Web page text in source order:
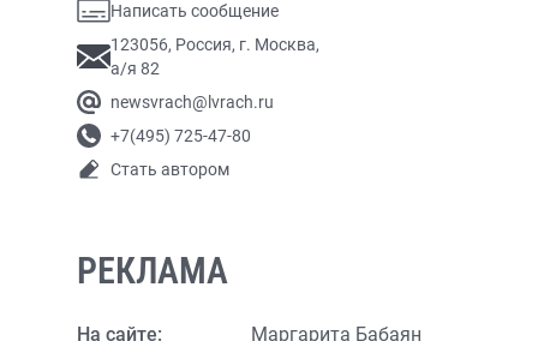
Написать сообщение
123056, Россия, г. Москва,
а/я 82
newsvrach@lvrach.ru
+7(495) 725-47-80
Стать автором
РЕКЛАМА
На сайте:
Маргарита Бабаян